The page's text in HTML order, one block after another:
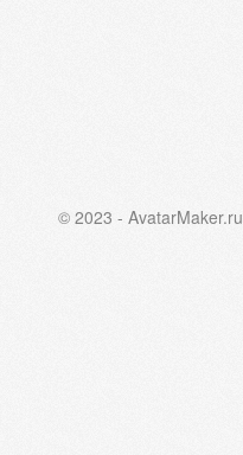
© 2023 - AvatarMaker.ru